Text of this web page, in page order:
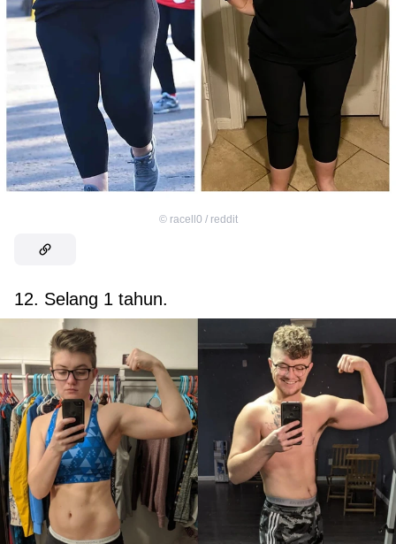
© racell0 / reddit
12. Selang 1 tahun.